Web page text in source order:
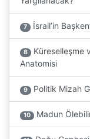
7 İsrail’in
8
Küreselleşme
Anatomisi
9 Politik Mizah
10 Madun